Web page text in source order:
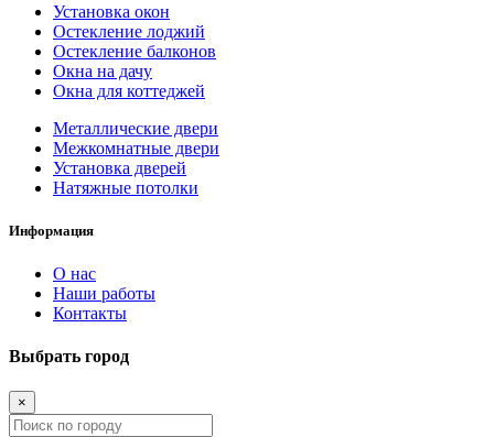
Установка окон
Остекление лоджий
Остекление балконов
Окна на дачу
Окна для коттеджей
Металлические двери
Межкомнатные двери
Установка дверей
Натяжные потолки
Информация
О нас
Наши работы
Контакты
Выбрать город
×